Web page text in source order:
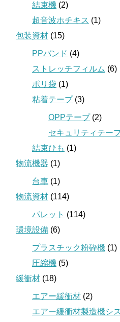
結束機 (2)
超音波ホチキス (1)
包装資材 (15)
PPバンド (4)
ストレッチフィルム (6)
ポリ袋 (1)
粘着テープ(3)
OPPテープ(2)
セキュリティテー
結束ひも (1)
物流機器 (1)
台車 (1)
物流資材 (114)
パレット (114)
環境設備 (6)
プラスチック粉砕機 (1)
圧縮機 (5)
緩衝材 (18)
エアー緩衝材 (2)
エアー緩衝材製造機シ